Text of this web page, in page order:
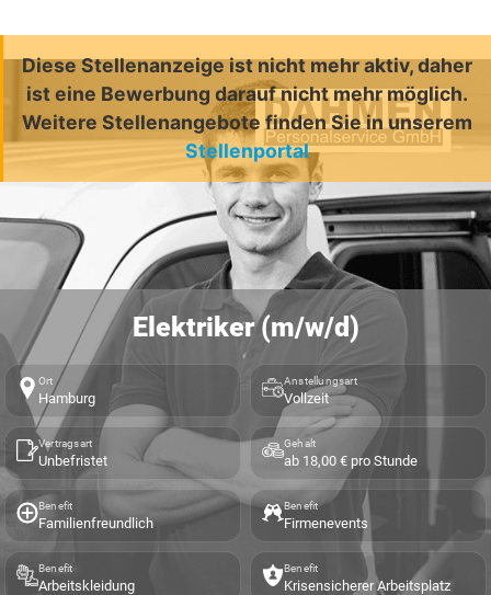
Diese Stellenanzeige ist nicht mehr aktiv, daher
ist eine Bewerbung darauf nicht mehr möglich.
Weitere Stellenangebote finden Sie in unserem
Stellenportal
Elektriker (m/w/d)
Ort
Hamburg
Anstellungsart
Vollzeit
Vertragsart
Unbefristet
Gehalt
ab 18,00 € pro Stunde
Benefit
Familienfreundlich
Benefit
Firmenevents
Benefit
Arbeitskleidung
Benefit
Krisensicherer Arbeitsplatz